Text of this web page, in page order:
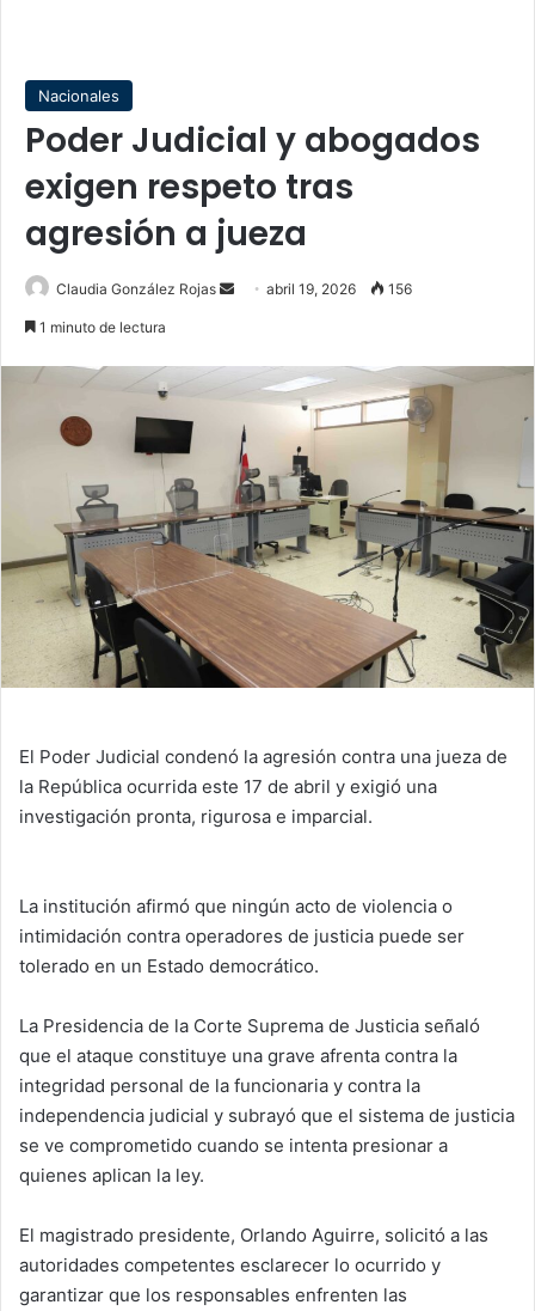
Nacionales
Poder Judicial y abogados
exigen respeto tras
agresión a jueza
Claudia González Rojas
Sendabril 19, 2026 156
1 minuto de lectura
El Poder Judicial condenó la agresión contra una jueza de
la República ocurrida este 17 de abril y exigió una
investigación pronta, rigurosa e imparcial.
La institución afirmó que ningún acto de violencia o
intimidación contra operadores de justicia puede ser
tolerado en un Estado democrático.
La Presidencia de la Corte Suprema de Justicia señaló
que el ataque constituye una grave afrenta contra la
integridad personal de la funcionaria y contra la
independencia judicial y subrayó que el sistema de justicia
se ve comprometido cuando se intenta presionar a
quienes aplican la ley.
El magistrado presidente, Orlando Aguirre, solicitó a las
autoridades competentes esclarecer lo ocurrido y
garantizar que los responsables enfrenten las